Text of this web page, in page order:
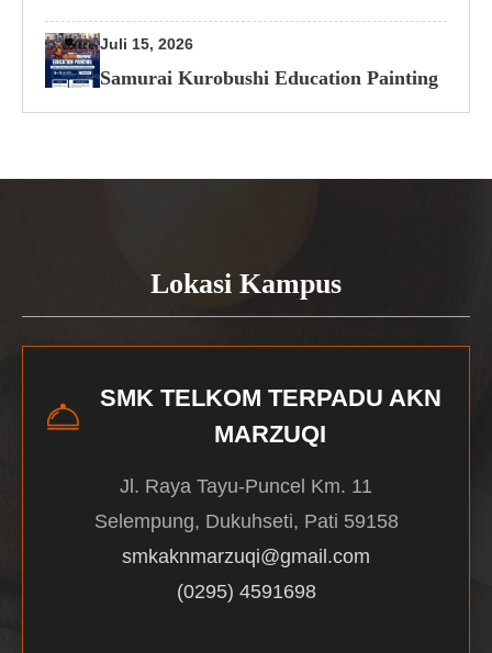
Juli 15, 2026
Samurai Kurobushi Education Painting
Lokasi Kampus
SMK TELKOM TERPADU AKN
MARZUQI
Jl. Raya Tayu-Puncel Km. 11
Selempung, Dukuhseti, Pati 59158
smkaknmarzuqi@gmail.com
(0295) 4591698